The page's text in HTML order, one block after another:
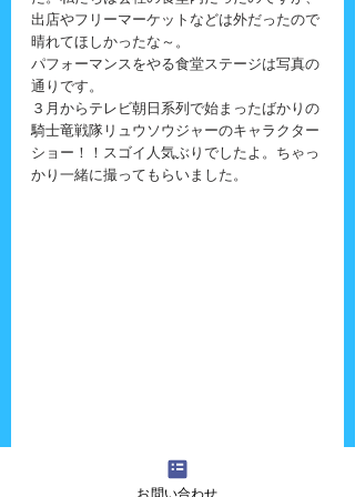
出店やフリーマーケットなどは外だったので
晴れてほしかったな～。
パフォーマンスをやる食堂ステージは写真の
通りです。
３月からテレビ朝日系列で始まったばかりの
騎士竜戦隊リュウソウジャーのキャラクター
ショー！！スゴイ人気ぶりでしたよ。ちゃっ
かり一緒に撮ってもらいました。
お問い合わせ